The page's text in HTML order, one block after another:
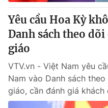
Góc doanh nghiệp
Truyền hình
Phim VTV
Hậu trường
Nhân vật
Khán giả
Giải trí
Điện ảnh
Âm nhạc
Sao
Đời sống
Du lịch
Giáo dục
Yêu cầu Hoa Kỳ
Danh sách theo
giáo
VTV.vn - Việt Nam yêu
Nam vào Danh sách
giáo, cần đánh giá